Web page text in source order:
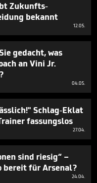
Zukunfts-
bekannt
12.05.
gedacht, was
an Vini Jr.
04.05.
Schlag-Eklat
fassungslos
27.04.
sind riesig“ –
bereit für Arsenal?
24.04.